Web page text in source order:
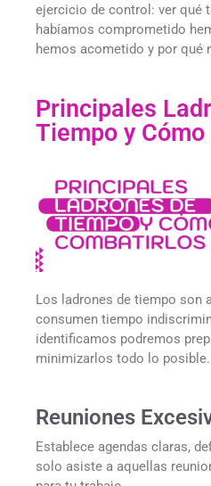
ejercicio de control: ver qué
habíamos comprometido
hemos acometido y por qué
Principales
Tiempo y
Los ladrones de tiempo son
consumen tiempo
identificamos podremos
minimizarlos todo lo posible.
Reuniones
Establece agendas claras,
solo asiste a aquellas